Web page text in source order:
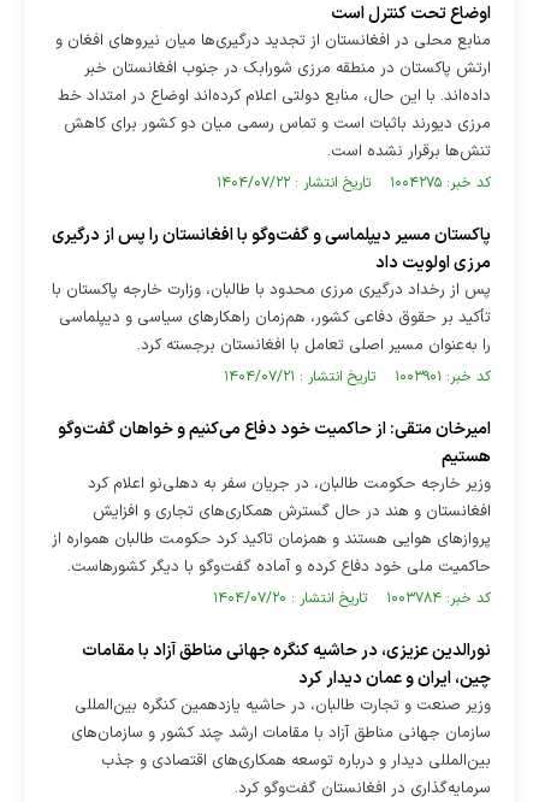
اوضاع تحت کنترل است
منابع محلی در افغانستان از تجدید درگیری‌ها میان نیرو‌های افغان و
ارتش پاکستان در منطقه مرزی شورابک در جنوب افغانستان خبر
داده‌اند. با این حال، منابع دولتی اعلام کرده‌اند اوضاع در امتداد خط
مرزی دیورند باثبات است و تماس رسمی میان دو کشور برای کاهش
تنش‌ها برقرار نشده است.
کد خبر: ۱۰۰۴۲۷۵ تاریخ انتشار : ۱۴۰۴/۰۷/۲۲
پاکستان مسیر دیپلماسی و گفت‌و‌گو با افغانستان را پس از درگیری
مرزی اولویت داد
پس از رخداد درگیری مرزی محدود با طالبان، وزارت خارجه پاکستان با
تأکید بر حقوق دفاعی کشور، هم‌زمان راهکار‌های سیاسی و دیپلماسی
را به‌عنوان مسیر اصلی تعامل با افغانستان برجسته کرد.
کد خبر: ۱۰۰۳۹۰۱ تاریخ انتشار : ۱۴۰۴/۰۷/۲۱
امیرخان متقی: از حاکمیت خود دفاع می‌کنیم و خواهان گفت‌و‌گو
هستیم
وزیر خارجه حکومت طالبان، در جریان سفر به دهلی‌نو اعلام کرد
افغانستان و هند در حال گسترش همکاری‌های تجاری و افزایش
پرواز‌های هوایی هستند و همزمان تاکید کرد حکومت طالبان همواره از
حاکمیت ملی خود دفاع کرده و آماده گفت‌و‌گو با دیگر کشورهاست.
کد خبر: ۱۰۰۳۷۸۴ تاریخ انتشار : ۱۴۰۴/۰۷/۲۰
نورالدین عزیزی، در حاشیه کنگره جهانی مناطق آزاد با مقامات
چین، ایران و عمان دیدار کرد
وزیر صنعت و تجارت طالبان، در حاشیه یازدهمین کنگره بین‌المللی
سازمان جهانی مناطق آزاد با مقامات ارشد چند کشور و سازمان‌های
بین‌المللی دیدار و درباره توسعه همکاری‌های اقتصادی و جذب
سرمایه‌گذاری در افغانستان گفت‌و‌گو کرد.